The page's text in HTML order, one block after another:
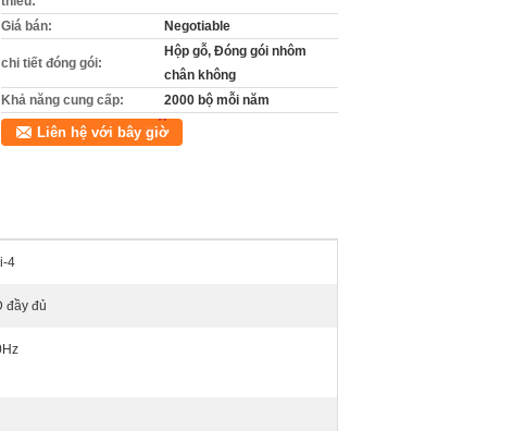
Giá bán: Negotiable
chi tiết đóng gói:
Hộp gỗ, Đóng gói nhôm
chân không
Khả năng cung cấp:
2000 bộ mỗi năm
Liên hệ với bây giờ
4
đầy đủ